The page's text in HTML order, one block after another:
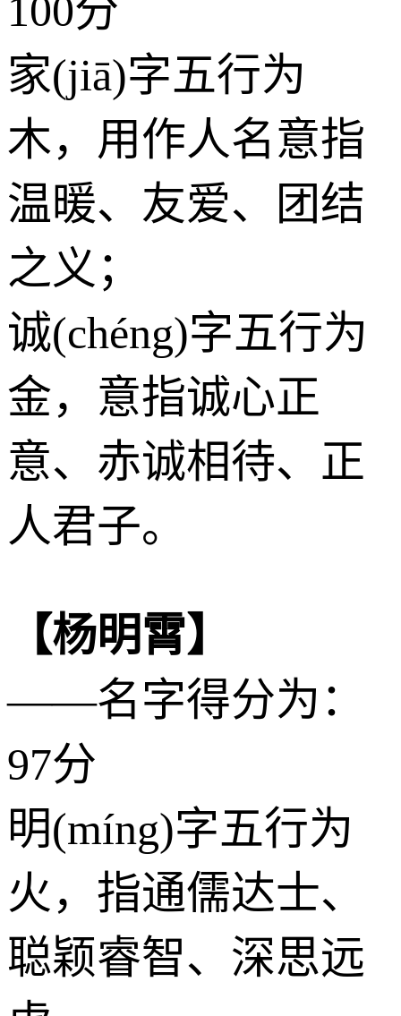
100分
家(jiā)字五行为
木，用作人名意指
温暖、友爱、团结
之义；
诚(chéng)字五行为
金，意指诚心正
意、赤诚相待、正
人君子。
【杨明霄】
——名字得分为：
97分
明(míng)字五行为
火 ，指通儒达士、
聪颖睿智、深思远